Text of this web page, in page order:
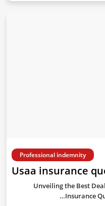
Professional indemnity
Usaa insurance
Unveiling the Best
Insurance